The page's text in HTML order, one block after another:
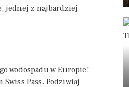
jednej z najbardziej
wodospadu w Europie!
Pass. Podziwiaj